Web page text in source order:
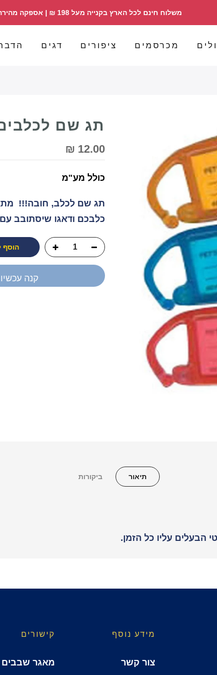
משלוח חינם לכל הארץ בקנייה מעל 198 ₪ | אספקה מהירה | הזמנות 098358030
מכרסמים ציפורים דגים
תג שם
12.00 ₪
כולל מע"מ
תג שם לכלב, חובה!!!
כלבכם ודאגו שיסתובב
הוסף
קנה עכשיו
תיאור ביקורות
הבעלים עליו כל הזמן.
מידע נוסף
צור קשר
קישורים
מאגר שבבים